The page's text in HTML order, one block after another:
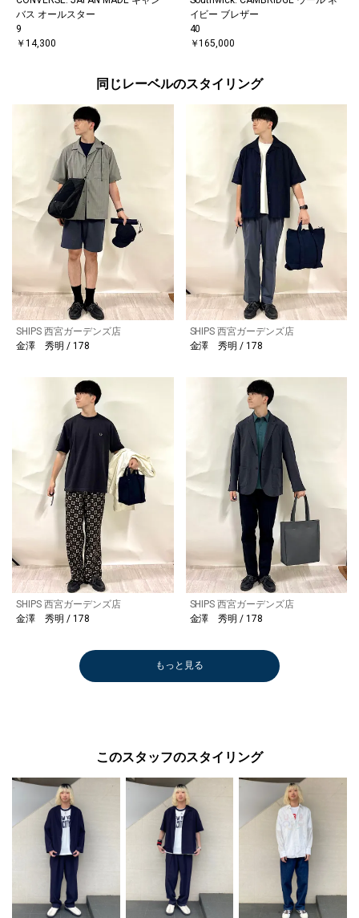
バス オールスター
9
￥14,300
イビー ブレザー
40
￥165,000
同じレーベルのスタイリング
SHIPS 西宮ガーデンズ店
金澤 秀明 / 178
SHIPS 西宮ガーデンズ店
金澤 秀明 / 178
SHIPS 西宮ガーデンズ店
金澤 秀明 / 178
SHIPS 西宮ガーデンズ店
金澤 秀明 / 178
もっと見る
このスタッフのスタイリング